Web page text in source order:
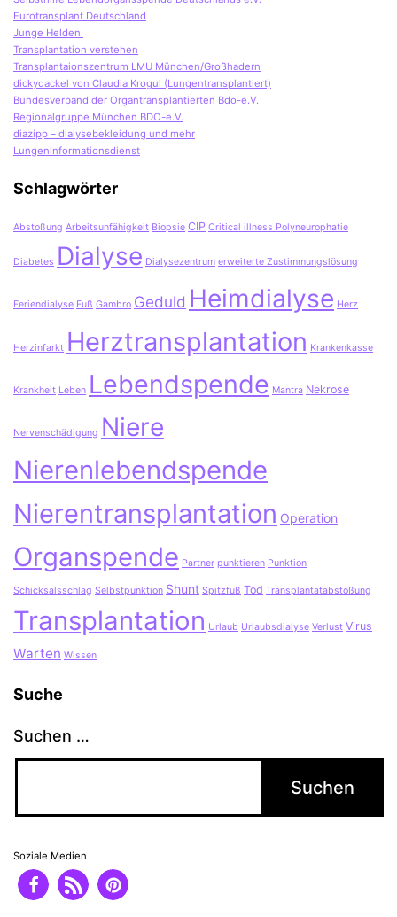
Eurotransplant Deutschland
Junge Helden
Transplantation verstehen
Transplantaionszentrum LMU München/Großhadern
dickydackel von Claudia Krogul (Lungentransplantiert)
Bundesverband der Organtransplantierten Bdo-e.V.
Regionalgruppe München BDO-e.V.
diazipp – dialysebekleidung und mehr
Lungeninformationsdienst
Schlagwörter
Abstoßung Arbeitsunfähigkeit Biopsie CIP Critical illness Polyneurophatie
Diabetes Dialyse Dialysezentrum erweiterte Zustimmungslösung
Feriendialyse Fuß Gambro Geduld Heimdialyse Herz
Herzinfarkt Herztransplantation Krankenkasse
Krankheit Leben Lebendspende Mantra Nekrose
Nervenschädigung Niere
Nierenlebendspende
Nierentransplantation Operation
Organspende Partner punktieren Punktion
Schicksalsschlag Selbstpunktion Shunt Spitzfuß Tod Transplantatabstoßung
Transplantation Urlaub Urlaubsdialyse Verlust Virus
Warten Wissen
Suche
Suchen …
Soziale Medien